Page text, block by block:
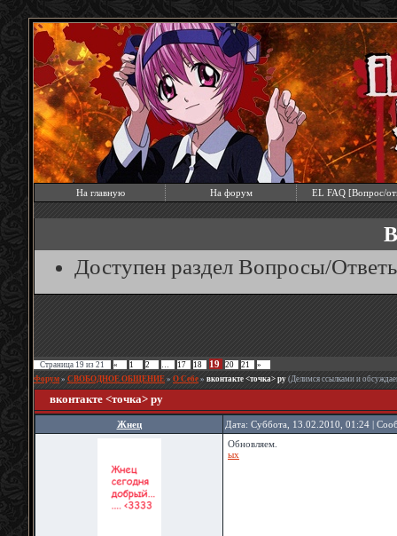
На главную На форум EL FAQ [Вопрос/
Доступен раздел Вопросы/
Страница 19 из 21 « 1 2 … 17 18 19 20 21
»
Форум » СВОБОДНОЕ ОБЩЕНИЕ » О Себе » вконтакте <точка> ру (Делимся ссылками и
вконтакте <точка> ру
Жнец Дата: Суббота, 13.02.2010, 01:24 |
Обновляем.
ых